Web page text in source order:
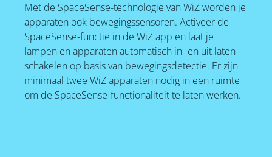
Met de SpaceSense-technologie van WiZ worden je
apparaten ook bewegingssensoren. Activeer de
SpaceSense-functie in de WiZ app en laat je
lampen en apparaten automatisch in- en uit laten
schakelen op basis van bewegingsdetectie. Er zijn
minimaal twee WiZ apparaten nodig in een ruimte
om de SpaceSense-functionaliteit te laten werken.